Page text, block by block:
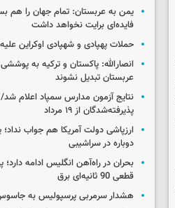
یمن به عربستان: تمام جهان را هم
فایده‌ای برایت نخواهد داشت
حملات پهپادی و شهپادی اوکراین
انصارالله: پاکستان و ترکیه به
عربستان تبدیل نشوند
نتایج آزمون مدارس سمپاد اعلام
پذیرفته‌شدگان از ۱۹ مرداد
ارزپاشی دولت آمریکا هم جواب نداد؛
دوباره در سراشیبی
بحران در راه‌آهن انگلیس ادامه دارد؛
قطعی 90 ثانیه‌ای برق
هشدار سرمربی پرسپولیس به